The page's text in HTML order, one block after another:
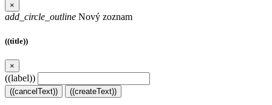
×
add_circle_outline Nový zoznam
((title))
×
((label))
((cancelText)) ((createText))